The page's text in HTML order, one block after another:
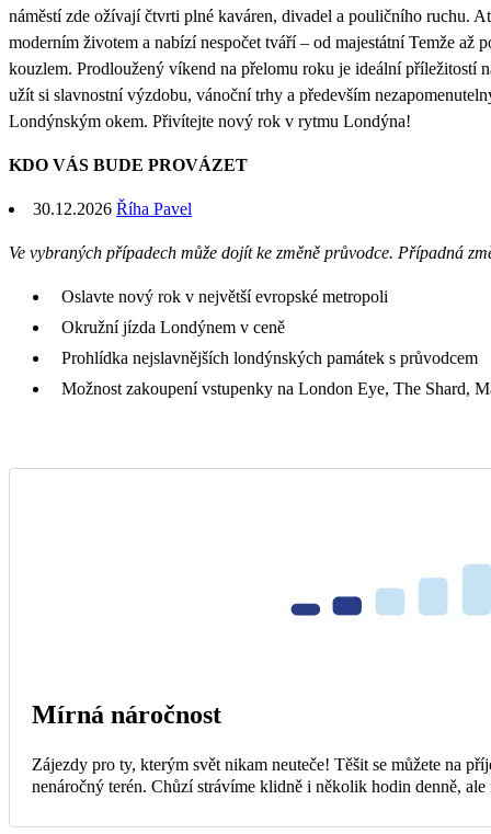
náměstí zde ožívají čtvrti plné kaváren, divadel a pouličního ruchu.
moderním životem a nabízí nespočet tváří – od majestátní Temže až
kouzlem. Prodloužený víkend na přelomu roku je ideální příležitostí
užít si slavnostní výzdobu, vánoční trhy a především
Londýnským okem. Přivítejte nový rok v rytmu Londýna!
KDO VÁS BUDE PROVÁZET
30.12.2026 Říha Pavel
Ve vybraných případech může dojít ke změně průvodce. Případná
Oslavte nový rok v největší evropské metropoli
Okružní jízda Londýnem v ceně
Prohlídka nejslavnějších londýnských památek s průvodcem
Možnost zakoupení vstupenky na London Eye, The Shard,
Mírná náročnost
Zájezdy pro ty, kterým svět nikam neuteče! Těšit se můžete na
nenáročný terén. Chůzí strávíme klidně i několik hodin denně, ale